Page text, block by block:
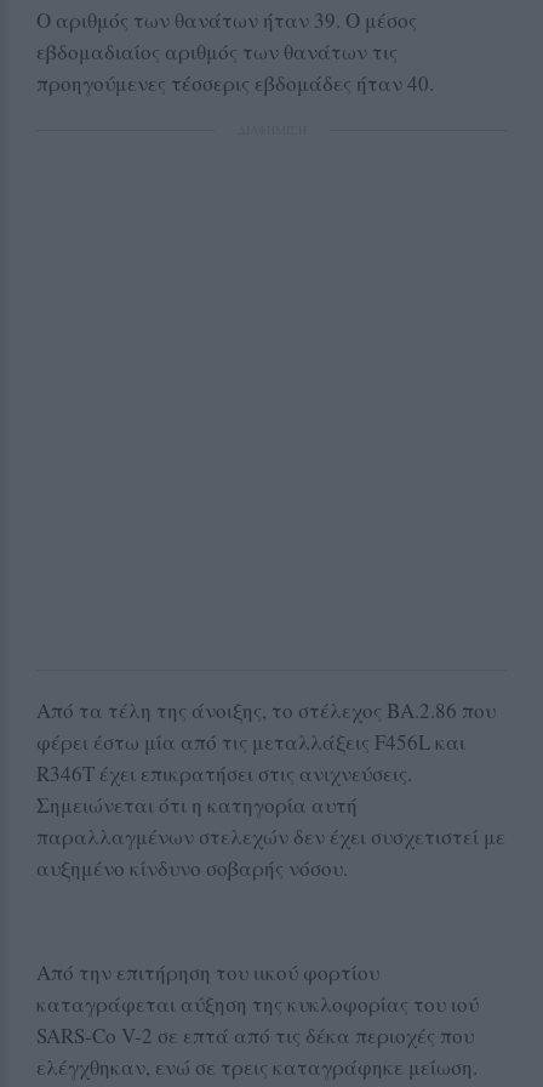
Ο αριθμός των θανάτων ήταν 39. Ο μέσος
εβδομαδιαίος αριθμός των θανάτων τις
προηγούμενες τέσσερις εβδομάδες ήταν 40.
Από τα τέλη της άνοιξης, το στέλεχος ΒΑ.2.86 που
φέρει έστω μία από τις μεταλλάξεις F456L και
R346T έχει επικρατήσει στις ανιχνεύσεις.
Σημειώνεται ότι η κατηγορία αυτή
παραλλαγμένων στελεχών δεν έχει συσχετιστεί με
αυξημένο κίνδυνο σοβαρής νόσου.
Από την επιτήρηση του ιικού φορτίου
καταγράφεται αύξηση της κυκλοφορίας του ιού
SARS-Co V-2 σε επτά από τις δέκα περιοχές που
ελέγχθηκαν, ενώ σε τρεις καταγράφηκε μείωση.